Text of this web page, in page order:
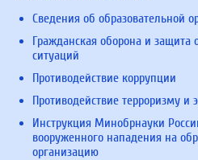
Сведения об образовательной
Гражданская оборона и защита
ситуаций
Противодействие коррупции
Противодействие терроризму и
Инструкция Минобрнауки
вооруженного нападения на
организацию